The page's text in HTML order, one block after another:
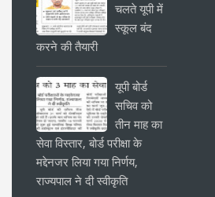
चलते यूपी में
स्कूल बंद
करने की तैयारी
यूपी बोर्ड
सचिव को
तीन माह का
सेवा विस्तार, बोर्ड परीक्षा के
मद्देनजर लिया गया निर्णय,
राज्यपाल ने दी स्वीकृति